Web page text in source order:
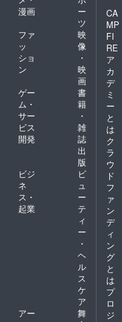
漫画
ー
ツ
ファ
ッ
ショ
ン
映
像
・
映
画
ゲー
ム・
サー
ビス
開発
書
籍
・
雑
誌
出
版
ビジ
ネ
ス・
起業
ビ
ュ
ー
テ
ィ
ー
・
ヘ
ル
ス
ケ
ア
アー
舞
CA
MP
FI
RE
ア
カ
デ
ミ
ー
と
は
ク
ラ
ウ
ド
フ
ァ
ン
デ
ィ
ン
グ
と
は
プ
ロ
ジ